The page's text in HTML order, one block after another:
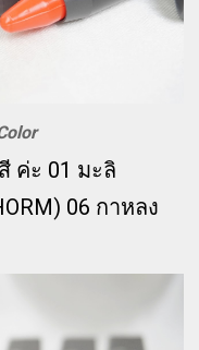
ค่ะ 01 มะลิ
06 กาหลง